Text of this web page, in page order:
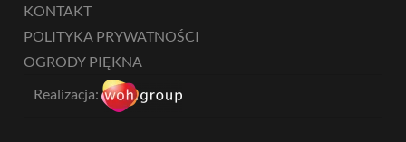
KONTAKT
POLITYKA PRYWATNOŚCI
OGRODY PIĘKNA
Realizacja: